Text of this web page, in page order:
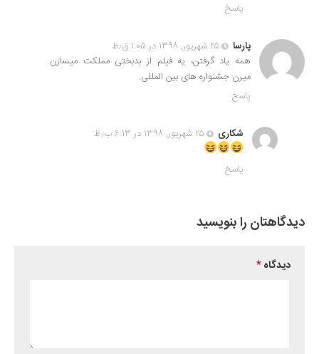
پاسخ
پارسا
۲۵ شهریور, ۱۳۹۸ در ۱:۰۵ ق٫ظ
همه یاد گرفتن، یه فیلم از بدبختی مملکت میسازن
میرن جشنواره های بین المللی.
پاسخ
شکاری ۲۵ شهریور, ۱۳۹۸ در ۶:۱۳ ب٫ظ
پاسخ
دیدگاهتان را بنویسید
دیدگاه*